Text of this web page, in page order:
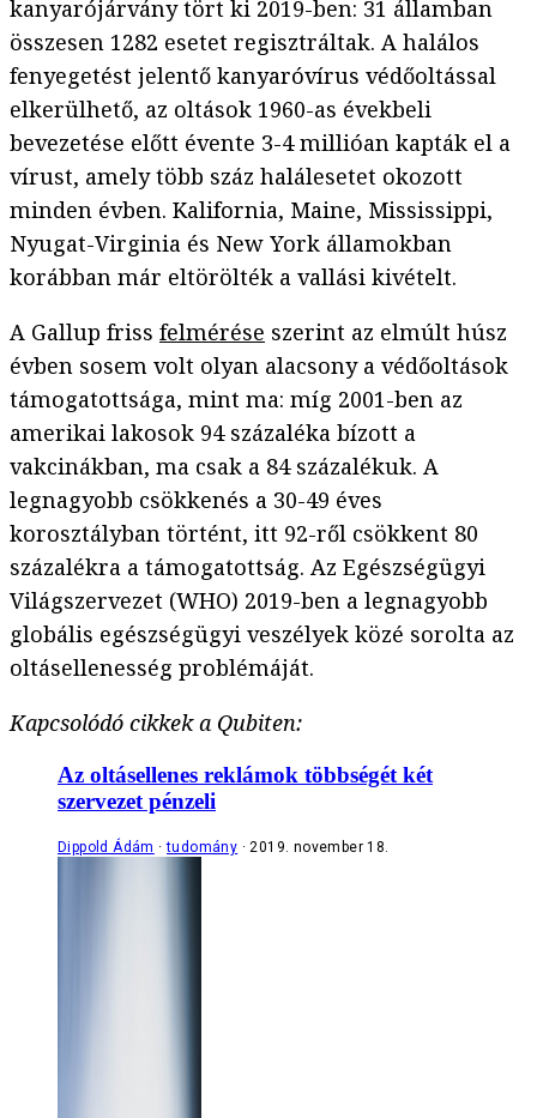
kanyarójárvány tört ki 2019-ben: 31 államban
összesen 1282 esetet regisztráltak. A halálos
fenyegetést jelentő kanyaróvírus védőoltással
elkerülhető, az oltások 1960-as évekbeli
bevezetése előtt évente 3-4 millióan kapták el a
vírust, amely több száz halálesetet okozott
minden évben. Kalifornia, Maine, Mississippi,
Nyugat-Virginia és New York államokban
korábban már eltörölték a vallási kivételt.
A Gallup friss felmérése szerint az elmúlt húsz
évben sosem volt olyan alacsony a védőoltások
támogatottsága, mint ma: míg 2001-ben az
amerikai lakosok 94 százaléka bízott a
vakcinákban, ma csak a 84 százalékuk. A
legnagyobb csökkenés a 30-49 éves
korosztályban történt, itt 92-ről csökkent 80
százalékra a támogatottság. Az Egészségügyi
Világszervezet (WHO) 2019-ben a legnagyobb
globális egészségügyi veszélyek közé sorolta az
oltásellenesség problémáját.
Kapcsolódó cikkek a Qubiten:
Az oltásellenes reklámok többségét két
szervezet pénzeli
Dippold Ádám tudomány 2019. november 18.